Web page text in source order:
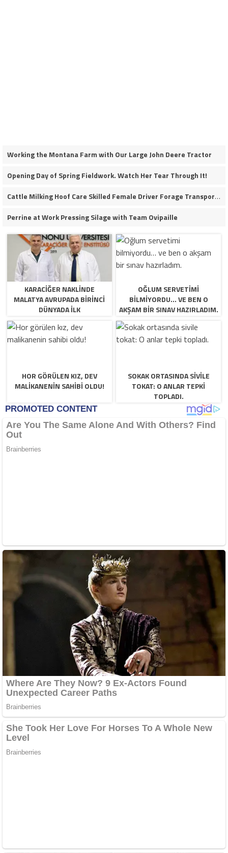
Working the Montana Farm with Our Large John Deere Tractor
Opening Day of Spring Fieldwork. Watch Her Tear Through It!
Cattle Milking Hoof Care Skilled Female Driver Forage Transport Calf Moving Operations
Perrine at Work Pressing Silage with Team Ovipaille
KARACIĞER NAKLINDE
MALATYA AVRUPADA BIRINCI
DÜNYADA İLK
OĞLUM SERVETIMI
BILMIYORDU… VE BEN O
AKŞAM BIR SINAV HAZIRLADIM.
HOR GÖRÜLEN KIZ, DEV
MALIKANENIN SAHIBI OLDU!
SOKAK ORTASINDA SIVILE
TOKAT: O ANLAR TEPKI
TOPLADI.